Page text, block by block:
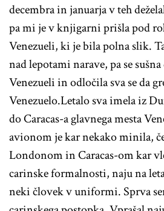
decembra in januarja v teh
pa mi je v knjigarni prišla pod
Venezueli, ki je bila polna slik.
nad lepotami narave, pa se
Venezueli in odločila sva se da
Venezuelo.Letalo sva imela iz
do Caracas-a glavnega mesta
avionom je kar nekako minila,
Londonom in Caracas-om kar
carinske formalnosti, naju na
neki človek v uniformi. Sprva